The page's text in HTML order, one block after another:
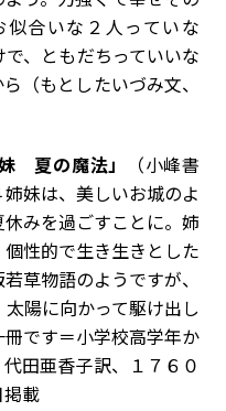
合いな２人っていな
、ともだちっていいな
（もとしたいづみ文、
夏の魔法」
（小峰書
妹は、美しいお城のよ
みを過ごすことに。姉
性的で生き生きとした
草物語のようですが、
陽に向かって駆け出し
です＝小学校高学年か
田亜香子訳、１７６０
載